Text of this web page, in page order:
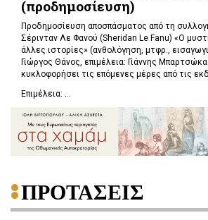
(προδημοσίευση)
Προδημοσίευση αποσπάσματος από τη
Σέρινταν Λε Φανού (Sheridan Le Fanu) «Ο
άλλες ιστορίες» (ανθολόγηση, μτφρ.,
Γιώργος Θάνος, επιμέλεια: Γιάννης
κυκλοφορήσει τις επόμενες μέρες από τις
Επιμέλεια: ...
ΠΡΟΤΑΣΕΙΣ